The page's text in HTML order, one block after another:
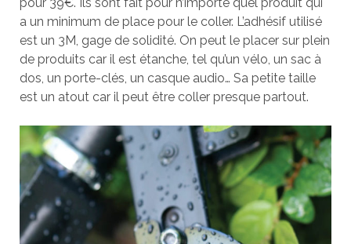
a un minimum de place pour le coller. L’adhésif utilisé
est un 3M, gage de solidité. On peut le placer sur plein
de produits car il est étanche, tel qu’un vélo, un sac à
dos, un porte-clés, un casque audio… Sa petite taille
est un atout car il peut être coller presque partout.